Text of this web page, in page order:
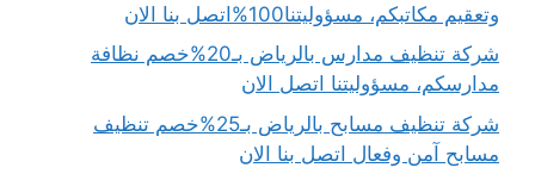
وتعقيم مكاتبكم، مسؤوليتنا100%اتصل بنا الان
شركة تنظيف مدارس بالرياض بـ20%خصم نظافة
مدارسكم، مسؤوليتنا اتصل الان
شركة تنظيف مسابح بالرياض بـ25%خصم تنظيف
مسابح آمن وفعال اتصل بنا الان